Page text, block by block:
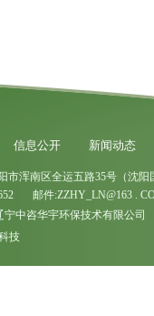
信息公开 新闻动态
市浑南区全运五路35号（沈阳
邮件:ZZHY_LN@163 .
宁中咨华宇环保技术有限公司
技